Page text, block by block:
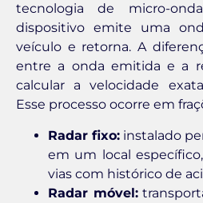
tecnologia de micro-
dispositivo emite uma
veículo e retorna. A
entre a onda emitida e a
calcular a velocidade
Esse processo ocorre em
Radar fixo: instalado
em um local
vias com histórico de
Radar móvel: